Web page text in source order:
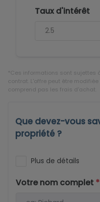
Taux d'intérêt
*Ces informations sont sujettes
contrat. L'offre peut être
comprend pas les frais d'achat.
Que devez-vous
propriété ?
Plus de détails
Votre nom complet *